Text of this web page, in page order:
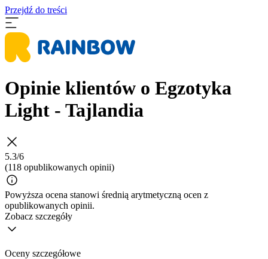
Przejdź do treści
Opinie klientów o Egzotyka
Light - Tajlandia
5.3/6
(118 opublikowanych opinii)
Powyższa ocena stanowi średnią arytmetyczną ocen z
opublikowanych opinii.
Zobacz szczegóły
Oceny szczegółowe